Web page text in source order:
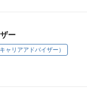
ー
ャリアアドバイザー）